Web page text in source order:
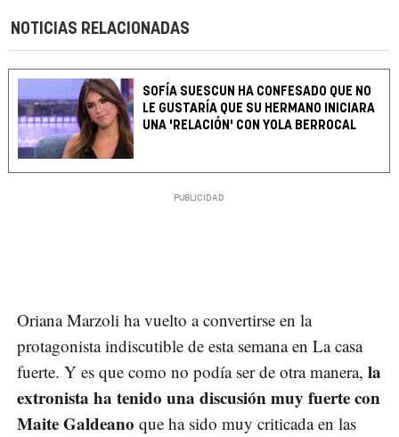
NOTICIAS RELACIONADAS
SOFÍA SUESCUN HA CONFESADO QUE NO
LE GUSTARÍA QUE SU HERMANO INICIARA
UNA 'RELACIÓN' CON YOLA BERROCAL
Oriana Marzoli ha vuelto a convertirse en la
protagonista indiscutible de esta semana en La casa
fuerte. Y es que como no podía ser de otra manera, la
extronista ha tenido una discusión muy fuerte con
Maite Galdeano que ha sido muy criticada en las